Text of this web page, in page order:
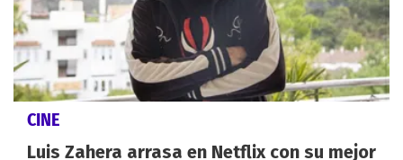
CINE
Luis Zahera arrasa en Netflix con su mejor